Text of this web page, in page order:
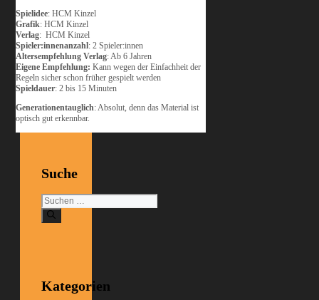
Spielidee: HCM Kinzel
Grafik: HCM Kinzel
Verlag: HCM Kinzel
Spieler:innenanzahl: 2 Spieler:innen
Altersempfehlung Verlag: Ab 6 Jahren
Eigene Empfehlung:Kann wegen der Einfachheit der
Regeln sicher schon früher gespielt werden
Spieldauer: 2 bis 15 Minuten
Generationentauglich: Absolut, denn das Material ist
optisch gut erkennbar.
Suche
Suchen
nach:
Kategorien